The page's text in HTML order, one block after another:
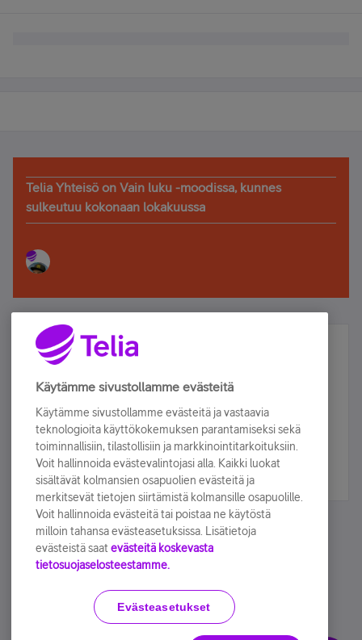
Telia Yhteisö on Vain luku -moodissa, kunnes
sulkeutuu kokonaan lokakuussa
Älä jää paitsi – osallistu ja voita!
Tilaa Telian uutiskirje ja olet mukana arvonnassa.
sähköpostiisi.
Tilaa nyt
Käyttöehdot Accessibility statement
Käytämme sivustollamme evästeitä
Käytämme sivustollamme evästeitä ja vastaavia
teknologioita käyttökokemuksen parantamiseksi sekä
toiminnallisiin, tilastollisiin ja markkinointitarkoituksiin.
Voit hallinnoida evästevalintojasi alla. Kaikki luokat
sisältävät kolmansien osapuolien evästeitä ja
merkitsevät tietojen siirtämistä kolmansille osapuolille.
Voit hallinnoida evästeitä tai poistaa ne käytöstä
milloin tahansa evästeasetuksissa. Lisätietoja
evästeistä saat evästeitä koskevasta
tietosuojaselosteestamme.
Evästeasetukset